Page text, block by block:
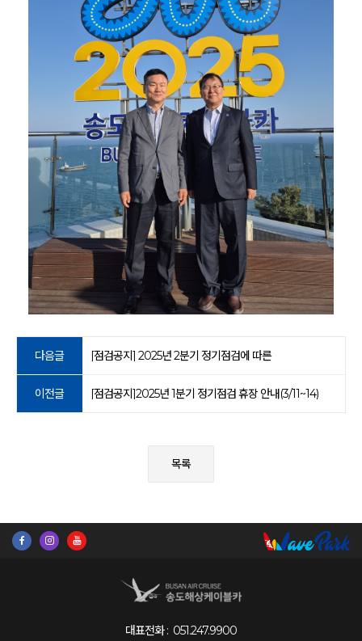
다음글 [점검공지] 2025년 2분기 정기점검에 따른
이전글 [점검공지]2025년 1분기 정기점검 휴장 안내(3/11~14)
목록
대표전화 : 051.247.9900